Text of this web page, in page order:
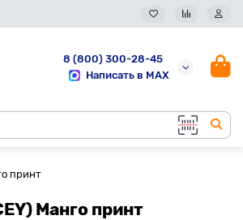
8 (800) 300-28-45
Написать в MAX
принт
Манго принт